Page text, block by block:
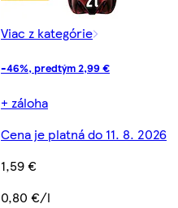
Viac z kategórie
-46%, predtým 2,99 €
+ záloha
Cena je platná do 11. 8. 2026
1,59 €
0,80 €/l